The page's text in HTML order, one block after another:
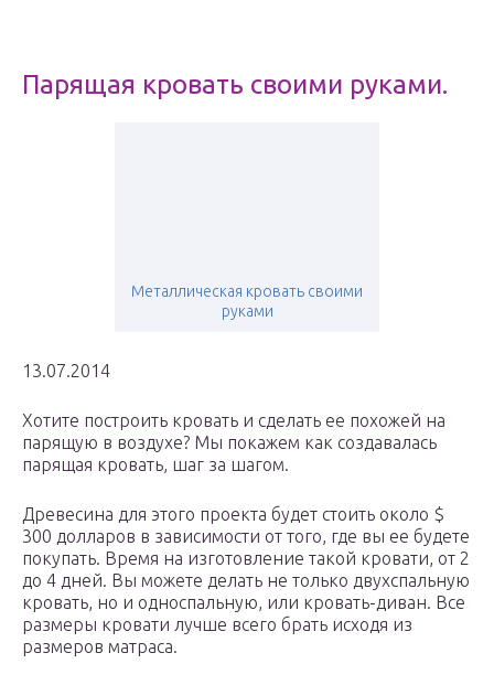
Парящая кровать своими руками.
Металлическая кровать своими
руками
13.07.2014
Хотите построить кровать и сделать ее похожей на
парящую в воздухе? Мы покажем как создавалась
парящая кровать, шаг за шагом.
Древесина для этого проекта будет стоить около $
300 долларов в зависимости от того, где вы ее будете
покупать. Время на изготовление такой кровати, от 2
до 4 дней. Вы можете делать не только двухспальную
кровать, но и односпальную, или кровать-диван. Все
размеры кровати лучше всего брать исходя из
размеров матраса.